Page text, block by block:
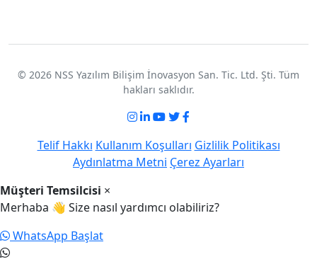
© 2026 NSS Yazılım Bilişim İnovasyon San. Tic. Ltd. Şti. Tüm
hakları saklıdır.
Telif Hakkı Kullanım Koşulları Gizlilik Politikası
Aydınlatma Metni Çerez Ayarları
Müşteri Temsilcisi ×
Merhaba 👋 Size nasıl yardımcı olabiliriz?
WhatsApp Başlat